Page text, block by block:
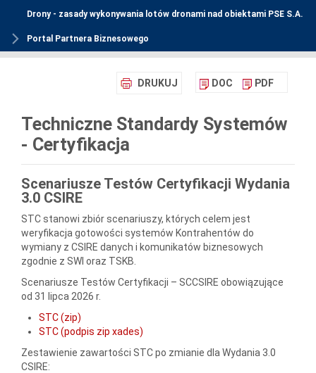
Drony - zasady wykonywania lotów dronami nad obiektami PSE S.A.
Portal Partnera Biznesowego
DRUKUJ DOC PDF
Techniczne Standardy Systemów
- Certyfikacja
Scenariusze Testów Certyfikacji Wydania
3.0 CSIRE
STC stanowi zbiór scenariuszy, których celem jest
weryfikacja gotowości systemów Kontrahentów do
wymiany z CSIRE danych i komunikatów biznesowych
zgodnie z SWI oraz TSKB.
Scenariusze Testów Certyfikacji – SCCSIRE obowiązujące
od 31 lipca 2026 r.
STC (zip)
STC (podpis zip xades)
Zestawienie zawartości STC po zmianie dla Wydania 3.0
CSIRE: